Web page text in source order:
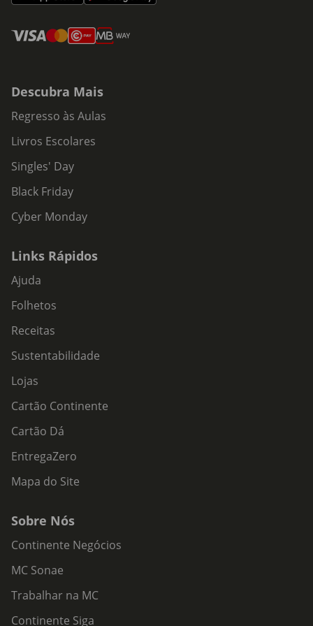
Descubra Mais
Regresso às Aulas
Livros Escolares
Singles' Day
Black Friday
Cyber Monday
Links Rápidos
Ajuda
Folhetos
Receitas
Sustentabilidade
Lojas
Cartão Continente
Cartão Dá
EntregaZero
Mapa do Site
Sobre Nós
Continente Negócios
MC Sonae
Trabalhar na MC
Continente Siga